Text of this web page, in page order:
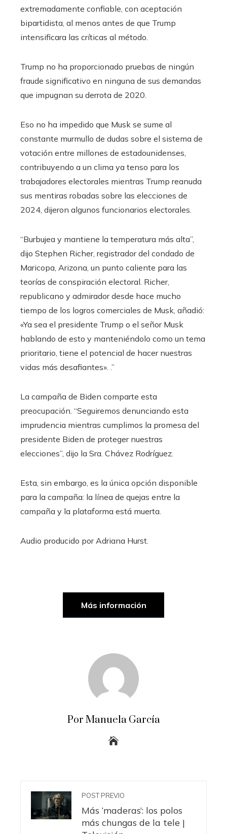
extremadamente confiable, con aceptación
bipartidista, al menos antes de que Trump
intensificara las críticas al método.
Trump no ha proporcionado pruebas de ningún
fraude significativo en ninguna de sus demandas
que impugnan su derrota de 2020.
Eso no ha impedido que Musk se sume al
constante murmullo de dudas sobre el sistema de
votación entre millones de estadounidenses,
contribuyendo a un clima ya tenso para los
trabajadores electorales mientras Trump reanuda
sus mentiras robadas sobre las elecciones de
2024, dijeron algunos funcionarios electorales.
“Burbujea y mantiene la temperatura más alta”,
dijo Stephen Richer, registrador del condado de
Maricopa, Arizona, un punto caliente para las
teorías de conspiración electoral. Richer,
republicano y admirador desde hace mucho
tiempo de los logros comerciales de Musk, añadió:
«Ya sea el presidente Trump o el señor Musk
hablando de esto y manteniéndolo como un tema
prioritario, tiene el potencial de hacer nuestras
vidas más desafiantes». .”
La campaña de Biden comparte esta
preocupación. “Seguiremos denunciando esta
imprudencia mientras cumplimos la promesa del
presidente Biden de proteger nuestras
elecciones”, dijo la Sra. Chávez Rodríguez.
Esta, sin embargo, es la única opción disponible
para la campaña: la línea de quejas entre la
campaña y la plataforma está muerta.
Audio producido por Adriana Hurst
Más información
Por Manuela García
POST PREVIO
Más ‘maderas’: los polos
más chungas de la tele |